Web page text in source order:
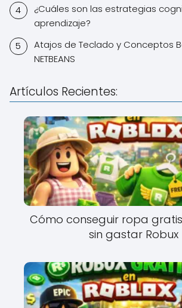
¿Cuáles son las estrategias
aprendizaje?
Atajos de Teclado y Conceptos
NETBEANS
Artículos Recientes:
Cómo conseguir ropa
sin gastar Robux